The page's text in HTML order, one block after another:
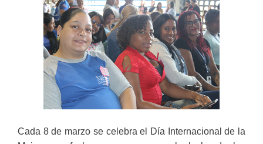
Cada 8 de marzo se celebra el Día Internacional de la